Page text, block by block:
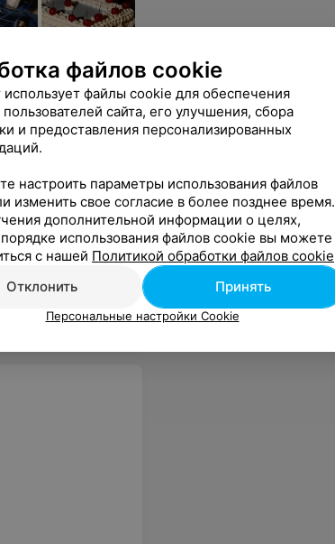
выбросить деньги, идите в эту сеть магазинов. Еще
файлов cookie
использует файлы cookie для обеспечения
пользователей сайта, его улучшения, сбора
и предоставления персонализированных
настроить параметры использования файлов
изменить свое согласие в более позднее время.
дополнительной информации о целях,
использования файлов cookie вы можете
с нашей Политикой обработки файлов cookie
Отклонить
Принять
Персональные настройки Cookie